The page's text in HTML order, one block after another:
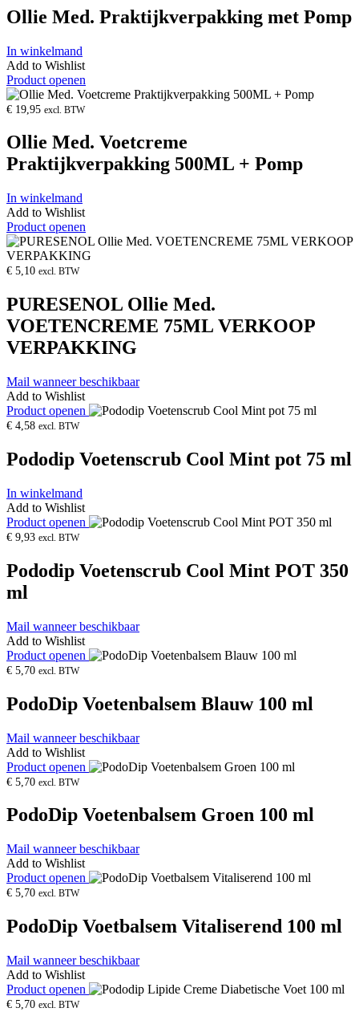
Ollie Med. Praktijkverpakking met Pomp
In winkelmand
Add to Wishlist
Product openen
€ 19,95 excl. BTW
Ollie Med. Voetcreme
Praktijkverpakking 500ML + Pomp
In winkelmand
Add to Wishlist
Product openen
€ 5,10 excl. BTW
PURESENOL Ollie Med.
VOETENCREME 75ML VERKOOP
VERPAKKING
Mail wanneer beschikbaar
Add to Wishlist
Product openen
€ 4,58 excl. BTW
Pododip Voetenscrub Cool Mint pot 75 ml
In winkelmand
Add to Wishlist
Product openen
€ 9,93 excl. BTW
Pododip Voetenscrub Cool Mint POT 350
ml
Mail wanneer beschikbaar
Add to Wishlist
Product openen
€ 5,70 excl. BTW
PodoDip Voetenbalsem Blauw 100 ml
Mail wanneer beschikbaar
Add to Wishlist
Product openen
€ 5,70 excl. BTW
PodoDip Voetenbalsem Groen 100 ml
Mail wanneer beschikbaar
Add to Wishlist
Product openen
€ 5,70 excl. BTW
PodoDip Voetbalsem Vitaliserend 100 ml
Mail wanneer beschikbaar
Add to Wishlist
Product openen
€ 5,70 excl. BTW